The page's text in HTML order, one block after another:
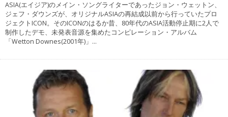
ASIA(エイジア)のメイン・ソングライターであったジョン・ウェットン、
ジェフ・ダウンズが、オリジナルASIAの再結成以前から行っていたプロ
ジェクトICON。そのICONのはるか昔、80年代のASIA活動停止期に2人で
制作したデモ、未発表音源を集めたコンピレーション・アルバム
「Wetton Downes(2001年)」 ...